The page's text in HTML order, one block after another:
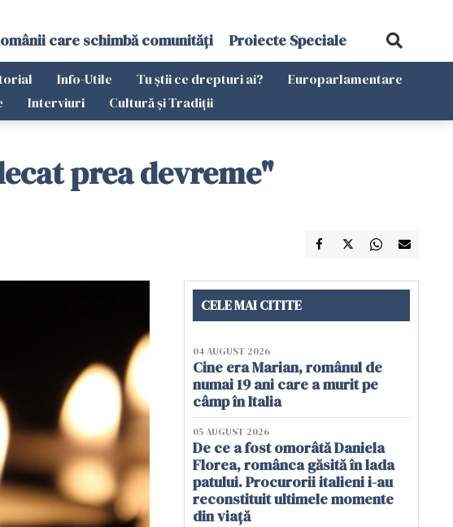
care schimbă comunități Proiecte Speciale
Info-Utile Tu știi ce drepturi ai?
Europarlamentare
Interviuri Cultură și Tradiții
prea devreme"
CELE MAI CITITE
04 AUGUST 2026
Cine era Marian, românul de
numai 19 ani care a murit pe
câmp în Italia
05 AUGUST 2026
De ce a fost omorâtă Daniela
Florea, românca găsită în lada
patului. Procurorii italieni i-au
reconstituit ultimele momente
din viață